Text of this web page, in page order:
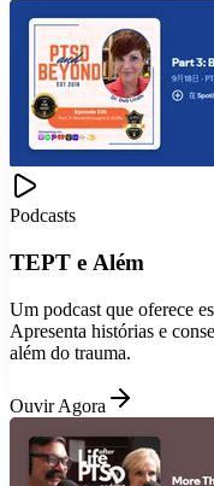
Podcasts
TEPT e Além
Um podcast que oferece
Apresenta histórias e
além do trauma.
Ouvir Agora